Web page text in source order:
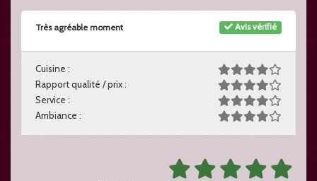
Avis vérifié
Très agréable moment
Cuisine :
Rapport qualité / prix :
Service :
Ambiance :